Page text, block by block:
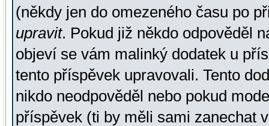
(někdy jen do omezeného času po
upravit. Pokud již někdo odpověděl
objeví se vám malinký dodatek u
tento příspěvek upravovali. Tento
nikdo neodpověděl nebo pokud
příspěvek (ti by měli sami zanechat